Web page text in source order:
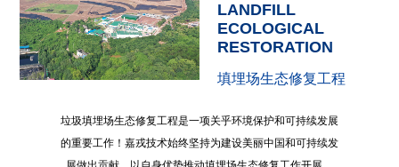
LANDFILL
ECOLOGICAL
RESTORATION
填埋场生态修复工程
垃圾填埋场生态修复工程是一项关乎环境保护和可持续发展
的重要工作！嘉戎技术始终坚持为建设美丽中国和可持续发